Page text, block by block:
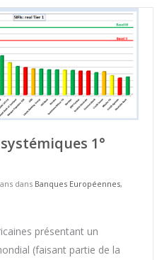
1°
dans Banques Européennes,
présentant un
(faisant partie de la